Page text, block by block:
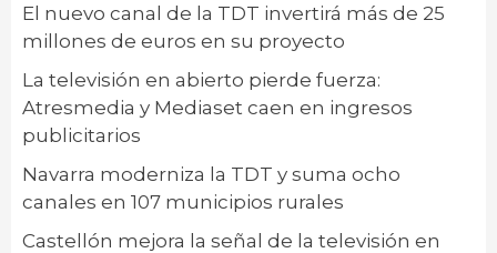
El nuevo canal de la TDT invertirá más de 25
millones de euros en su proyecto
La televisión en abierto pierde fuerza:
Atresmedia y Mediaset caen en ingresos
publicitarios
Navarra moderniza la TDT y suma ocho
canales en 107 municipios rurales
Castellón mejora la señal de la televisión en